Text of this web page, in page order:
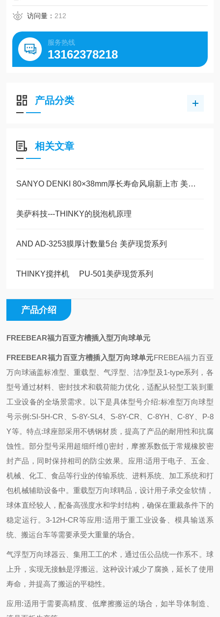
访问量： 212
服务热线
13162378218
产品分类
相关文章
SANYO DENKI 80×38mm厚长寿命风扇新上市 美萨一级代理
美萨科技---THINKY的脱泡机原理
AND AD-3253膜厚计数量5台 美萨现货系列
THINKY搅拌机 PU-501美萨现货系列
产品介绍
FREEBEAR福力百亚方槽插入型万向球单元
FREEBEAR福力百亚方槽插入型万向球单元FREBEA福力百亚
万向球涵盖标准型、重载型、气浮型、洁净型及1-type系列，各
型号通过材料、密封技术和载荷能力优化，适配从轻型工装到重
工业设备的全场景需求。以下是具体型号介绍:标准型万向球型
号示例:SI-5H-CR、S-8Y-SL4、S-8Y-CR、C-8YH、C-8Y、P-8
Y等。特点:球座部采用不锈钢材质，提高了产品的耐用性和抗腐
蚀性。部分型号采用超细纤维()密封，摩擦系数低于常规橡胶密
封产品，同时保持相司的防尘效果。应用:适用于电子、五金、
机械、化工、食品等行业的传输系统、进料系统、加工系统和打
包机械辅助设备中。重载型万向球聘品，设计用子承交金软情，
球体直经较人，配备高强度水和学封结构，确保在重裁条件下的
稳定运行。3-12H-CR等应用:适用于重工业设备、模具输送系
统、搬运台车等需要承受大重量的场合。
气浮型万向球器云、集用工工的术，通过伍公品统一作系不。球
上升，实现无接触是浮搬运。这种设计减少了腐换，延长了使用
寿命，并提高了搬运的平稳性。
应用:适用于需要高精度、低摩擦搬运的场合，如半导体制造、